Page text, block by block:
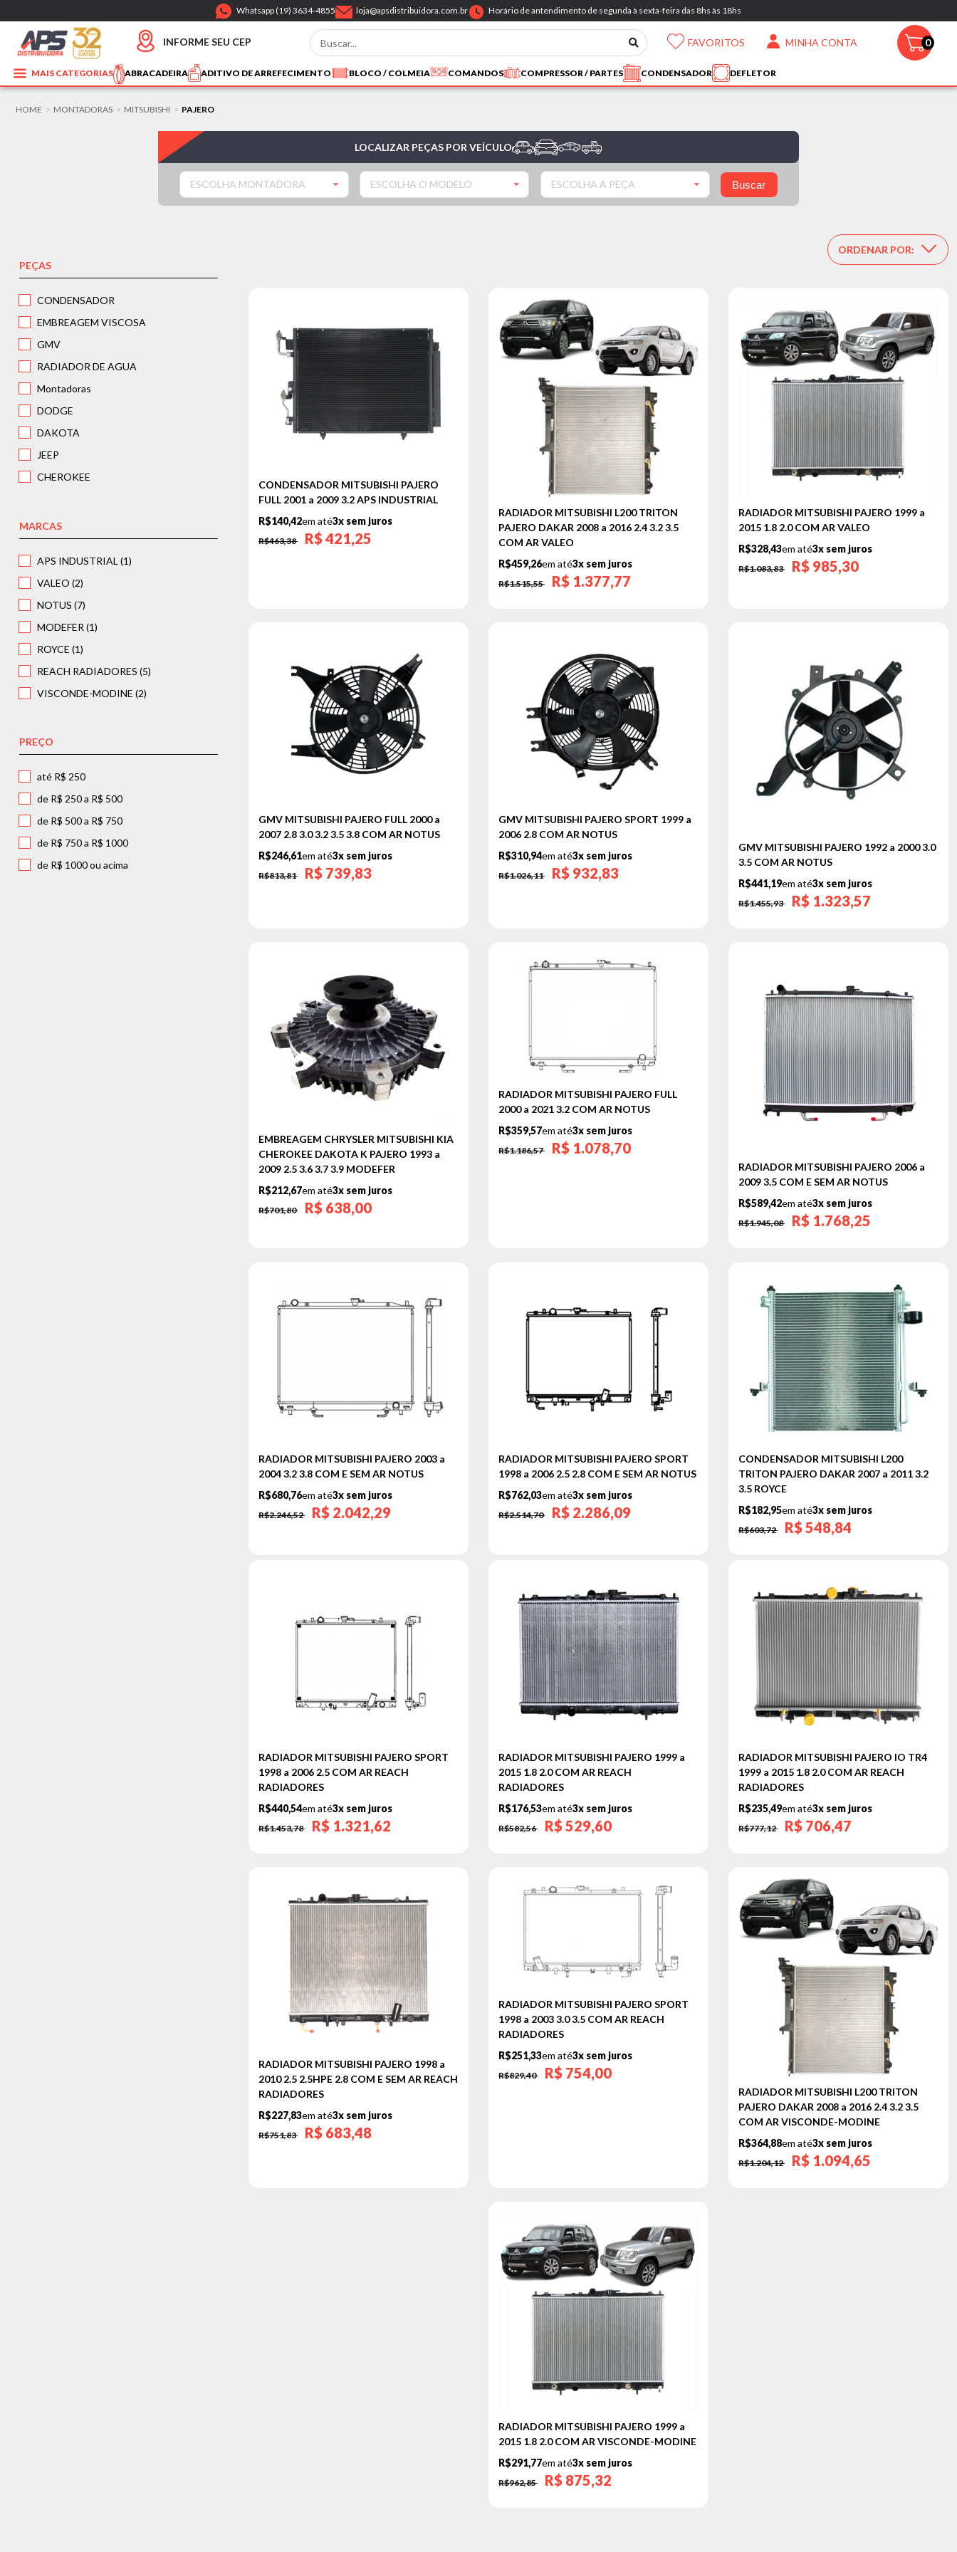
Whatsapp (19) 3634-4855 loja@apsdistribuidora.com.br Horário de antendimento de segunda à sexta-feira das 8hs às 18hs
INFORME SEU CEP FAVORITOS MINHA CONTA 0
MAIS CATEGORIAS ABRACADEIRA ADITIVO DE ARREFECIMENTO BLOCO / COLMEIA COMANDOS COMPRESSOR / PARTES CONDENSADOR DEFLETOR
HOME > MONTADORAS > MITSUBISHI > PAJERO
LOCALIZAR PEÇAS POR VEÍCULO
ESCOLHA MONTADORA ESCOLHA O MODELO ESCOLHA A PEÇA Buscar
PEÇAS
CONDENSADOR
EMBREAGEM VISCOSA
GMV
RADIADOR DE AGUA
Montadoras
DODGE
DAKOTA
JEEP
CHEROKEE
L 200 TRITON
PAJERO
MARCAS
APS INDUSTRIAL (1)
VALEO (2)
NOTUS (7)
MODEFER (1)
ROYCE (1)
REACH RADIADORES (5)
VISCONDE-MODINE (2)
PREÇO
até R$ 250
de R$ 250 a R$ 500
de R$ 500 a R$ 750
de R$ 750 a R$ 1000
de R$ 1000 ou acima
ORDENAR POR:
CONDENSADOR MITSUBISHI PAJERO
FULL 2001 a 2009 3.2 APS INDUSTRIAL
R$140,42em até3x sem juros
R$463,38 R$421,25
RADIADOR MITSUBISHI L200 TRITON
PAJERO DAKAR 2008 a 2016 2.4 3.2 3.5
COM AR VALEO
R$459,26em até3x sem juros
R$1.515,55 R$ 1.377,77
RADIADOR MITSUBISHI PAJERO 1999 a
2015 1.8 2.0 COM AR VALEO
R$328,43em até3x sem juros
R$1.083,83 R$ 985,30
GMV MITSUBISHI PAJERO FULL 2000 a
2007 2.8 3.0 3.2 3.5 3.8 COM AR NOTUS
R$246,61em até3x sem juros
R$813,81 R$ 739,83
GMV MITSUBISHI PAJERO SPORT 1999 a
2006 2.8 COM AR NOTUS
R$310,94em até3x sem juros
R$1.026,11 R$ 932,83
GMV MITSUBISHI PAJERO 1992 a 2000 3.0
3.5 COM AR NOTUS
R$441,19em até3x sem juros
R$1.455,93 R$ 1.323,57
EMBREAGEM CHRYSLER MITSUBISHI KIA
CHEROKEE DAKOTA K PAJERO 1993 a
2009 2.5 3.6 3.7 3.9 MODEFER
R$212,67em até3x sem juros
R$701,80 R$ 638,00
RADIADOR MITSUBISHI PAJERO FULL
2000 a 2021 3.2 COM AR NOTUS
R$359,57em até3x sem juros
R$1.186,57 R$ 1.078,70
RADIADOR MITSUBISHI PAJERO 2006 a
2009 3.5 COM E SEM AR NOTUS
R$589,42em até3x sem juros
R$1.945,08 R$ 1.768,25
RADIADOR MITSUBISHI PAJERO 2003 a
2004 3.2 3.8 COM E SEM AR NOTUS
R$680,76em até3x sem juros
R$2.246,52 R$ 2.042,29
RADIADOR MITSUBISHI PAJERO SPORT
1998 a 2006 2.5 2.8 COM E SEM AR NOTUS
R$762,03em até3x sem juros
R$2.514,70 R$ 2.286,09
CONDENSADOR MITSUBISHI L200
TRITON PAJERO DAKAR 2007 a 2011 3.2
3.5 ROYCE
R$182,95em até3x sem juros
R$603,72 R$548,84
RADIADOR MITSUBISHI PAJERO SPORT
1998 a 2006 2.5 COM AR REACH
RADIADORES
R$440,54em até3x sem juros
R$1.453,78 R$ 1.321,62
RADIADOR MITSUBISHI PAJERO 1999 a
2015 1.8 2.0 COM AR REACH
RADIADORES
R$176,53em até3x sem juros
R$582,56 R$529,60
RADIADOR MITSUBISHI PAJERO IO TR4
1999 a 2015 1.8 2.0 COM AR REACH
RADIADORES
R$235,49em até3x sem juros
R$777,12 R$ 706,47
RADIADOR MITSUBISHI PAJERO 1998 a
2010 2.5 2.5HPE 2.8 COM E SEM AR REACH
RADIADORES
R$227,83em até3x sem juros
R$751,83 R$ 683,48
RADIADOR MITSUBISHI PAJERO SPORT
1998 a 2003 3.0 3.5 COM AR REACH
RADIADORES
R$251,33em até3x sem juros
R$829,40 R$ 754,00
RADIADOR MITSUBISHI L200 TRITON
PAJERO DAKAR 2008 a 2016 2.4 3.2 3.5
COM AR VISCONDE-MODINE
R$364,88em até3x sem juros
R$1.204,12 R$ 1.094,65
RADIADOR MITSUBISHI PAJERO 1999 a
2015 1.8 2.0 COM AR VISCONDE-MODINE
R$291,77em até3x sem juros
R$962,85 R$ 875,32